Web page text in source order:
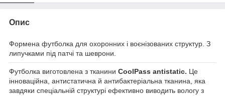
Опис
Формена футболка для охоронних і воєнізованих структур. З
липучками під патчі та шеврони.
Футболка виготовлена з тканини CoolPass antistatic. Це
інноваційна, антистатична й антибактеріальна тканина, яка
завдяки спеціальній структурі ефективно виводить вологу з